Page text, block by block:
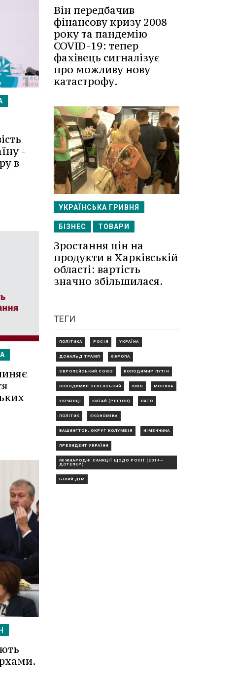
-
в
Він передбачив
фінансову кризу 2008
року та пандемію
COVID-19: тепер
фахівець сигналізує
про можливу нову
катастрофу.
УКРАЇНСЬКА ГРИВНЯ
БІЗНЕС ТОВАРИ
Зростання цін на
продукти в Харківській
області: вартість
значно збільшилася.
ТЕГИ
ПОЛІТИКА РОСІЯ УКРАЇНА
ДОНАЛЬД ТРАМП ЄВРОПА
ЄВРОПЕЙСЬКИЙ СОЮЗ ВОЛОДИМИР ПУТІН
ВОЛОДИМИР ЗЕЛЕНСЬКИЙ КИЇВ МОСКВА
УКРАЇНЦІ КИТАЙ (РЕГІОН) НАТО
ПОЛІТИК ЕКОНОМІКА
ВАШИНГТОН, ОКРУГ КОЛУМБІЯ НІМЕЧЧИНА
ПРЕЗИДЕНТ УКРАЇНИ
МІЖНАРОДНІ САНКЦІЇ ЩОДО РОСІЇ (2014—
ДОТЕПЕР)
БІЛИЙ ДІМ